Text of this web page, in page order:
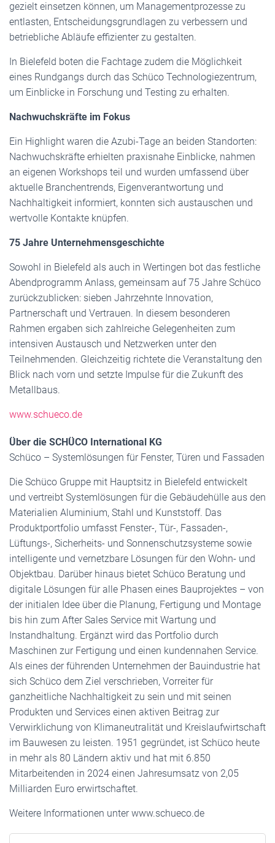
gezielt einsetzen können, um Managementprozesse zu
entlasten, Entscheidungsgrundlagen zu verbessern und
betriebliche Abläufe effizienter zu gestalten.
In Bielefeld boten die Fachtage zudem die Möglichkeit
eines Rundgangs durch das Schüco Technologiezentrum,
um Einblicke in Forschung und Testing zu erhalten.
Nachwuchskräfte im Fokus
Ein Highlight waren die Azubi-Tage an beiden Standorten:
Nachwuchskräfte erhielten praxisnahe Einblicke, nahmen
an eigenen Workshops teil und wurden umfassend über
aktuelle Branchentrends, Eigenverantwortung und
Nachhaltigkeit informiert, konnten sich austauschen und
wertvolle Kontakte knüpfen.
75 Jahre Unternehmensgeschichte
Sowohl in Bielefeld als auch in Wertingen bot das festliche
Abendprogramm Anlass, gemeinsam auf 75 Jahre Schüco
zurückzublicken: sieben Jahrzehnte Innovation,
Partnerschaft und Vertrauen. In diesem besonderen
Rahmen ergaben sich zahlreiche Gelegenheiten zum
intensiven Austausch und Netzwerken unter den
Teilnehmenden. Gleichzeitig richtete die Veranstaltung den
Blick nach vorn und setzte Impulse für die Zukunft des
Metallbaus.
www.schueco.de
Über die SCHÜCO International KG
Schüco – Systemlösungen für Fenster, Türen und Fassaden
Die Schüco Gruppe mit Hauptsitz in Bielefeld entwickelt
und vertreibt Systemlösungen für die Gebäudehülle aus den
Materialien Aluminium, Stahl und Kunststoff. Das
Produktportfolio umfasst Fenster-, Tür-, Fassaden-,
Lüftungs-, Sicherheits- und Sonnenschutzsysteme sowie
intelligente und vernetzbare Lösungen für den Wohn- und
Objektbau. Darüber hinaus bietet Schüco Beratung und
digitale Lösungen für alle Phasen eines Bauprojektes – von
der initialen Idee über die Planung, Fertigung und Montage
bis hin zum After Sales Service mit Wartung und
Instandhaltung. Ergänzt wird das Portfolio durch
Maschinen zur Fertigung und einen kundennahen Service.
Als eines der führenden Unternehmen der Bauindustrie hat
sich Schüco dem Ziel verschrieben, Vorreiter für
ganzheitliche Nachhaltigkeit zu sein und mit seinen
Produkten und Services einen aktiven Beitrag zur
Verwirklichung von Klimaneutralität und Kreislaufwirtschaft
im Bauwesen zu leisten. 1951 gegründet, ist Schüco heute
in mehr als 80 Ländern aktiv und hat mit 6.850
Mitarbeitenden in 2024 einen Jahresumsatz von 2,05
Milliarden Euro erwirtschaftet.
Weitere Informationen unter www.schueco.de